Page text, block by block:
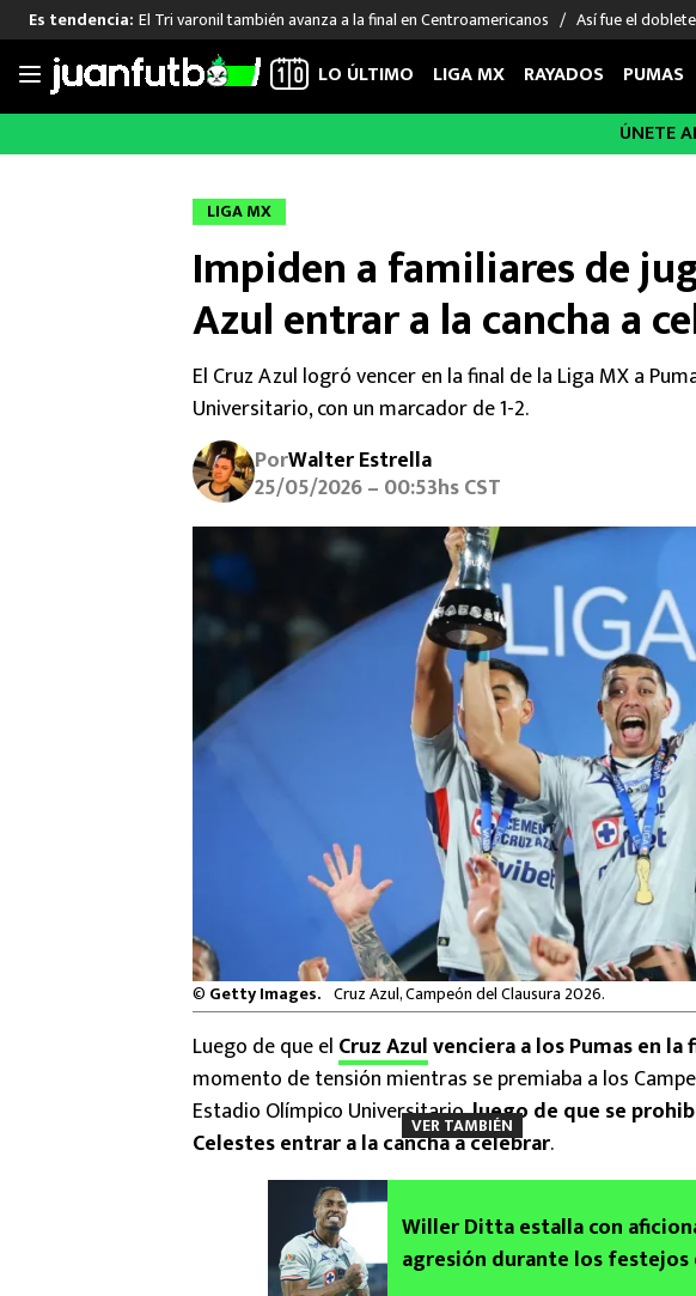
Saltar
Es tendencia: El Tri varonil también avanza a la final en Centroamericanos Así fue el
LIGA MX
Chivas de Guadalajara
FUT INTERNACIONAL
Las Noticias
Selección Mexicana
Champions League
Europa League
Real Madrid
Barcelona
MEXICANOS EN EL
Memo Ochoa
Chino Huerta
Edson Álvarez
Santiago Giménez
Rodrigo Huescas
LO ÚLTIMO LIGA MX RAYADOS PUMAS
ÚNETE
LIGA MX
Impiden a familiares de
Azul entrar a la cancha a
El Cruz Azul logró vencer en la final de la Liga MX a
Universitario, con un marcador de 1-2.
PorWalter Estrella
25/05/2026 – 00:53hs CST
© Getty Images. Cruz Azul, Campeón del Clausura 2026.
Luego de que el Cruz Azulvenciera a los Pumas en la
momento de tensión mientras se premiaba a los
Estadio Olímpico Universitario,luego de que se
Celestes entrar a la cancha a celebrar.
VER TAMBIÉN
Willer Ditta estalla con
agresión durante los festejos